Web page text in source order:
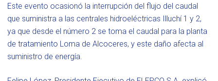
Este evento ocasionó la interrupción del flujo del caudal
que suministra a las centrales hidroeléctricas Illuchí 1 y 2,
ya que desde el número 2 se toma el caudal para la planta
de tratamiento Loma de Alcoceres, y este daño afecta al
suministro de energía.